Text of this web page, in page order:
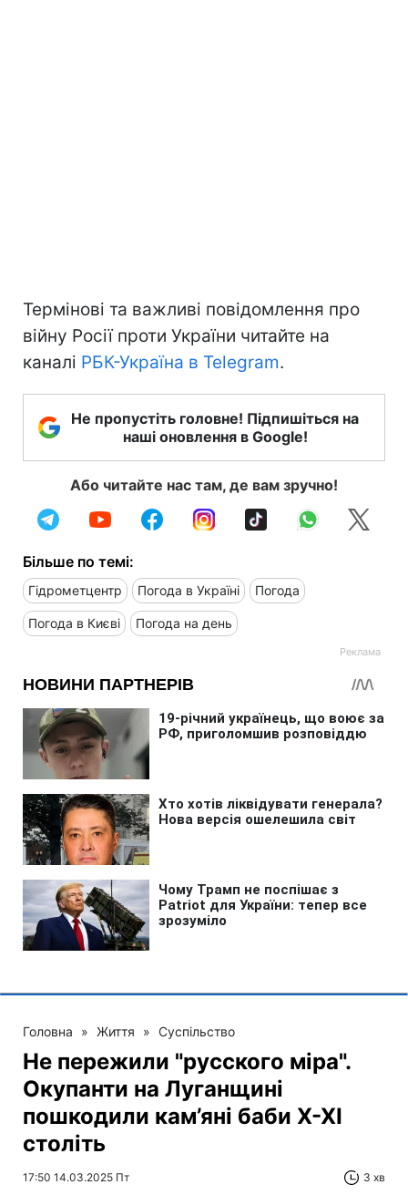
Термінові та важливі повідомлення про
війну Росії проти України читайте на
каналі РБК-Україна в Telegram.
Не пропустіть головне! Підпишіться на
наші оновлення в Google!
Або читайте нас там, де вам зручно!
Більше по темі:
Гідрометцентр Погода в Україні Погода
Погода в Києві Погода на день
Головна » Життя » Суспільство
Не пережили "русского міра".
Окупанти на Луганщині
пошкодили кам’яні баби X-XI
століть
17:50 14.03.2025 Пт 3 хв